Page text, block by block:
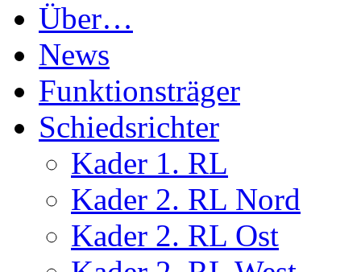
Über…
News
Funktionsträger
Schiedsrichter
Kader 1. RL
Kader 2. RL Nord
Kader 2. RL Ost